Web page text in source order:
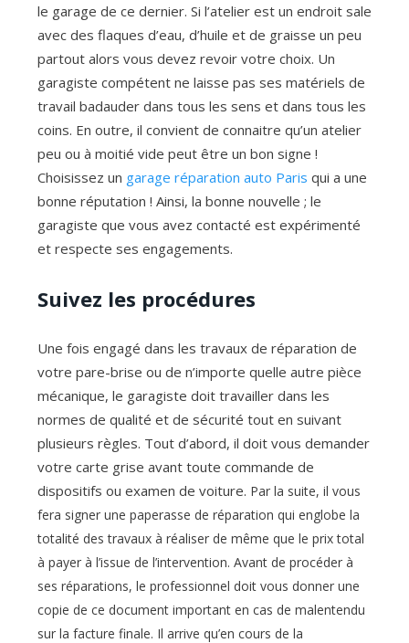
le garage de ce dernier. Si l’atelier est un endroit sale
avec des flaques d’eau, d’huile et de graisse un peu
partout alors vous devez revoir votre choix. Un
garagiste compétent ne laisse pas ses matériels de
travail badauder dans tous les sens et dans tous les
coins. En outre, il convient de connaitre qu’un atelier
peu ou à moitié vide peut être un bon signe !
Choisissez un garage réparation auto Paris qui a une
bonne réputation ! Ainsi, la bonne nouvelle ; le
garagiste que vous avez contacté est expérimenté
et respecte ses engagements.
Suivez les procédures
Une fois engagé dans les travaux de réparation de
votre pare-brise ou de n’importe quelle autre pièce
mécanique, le garagiste doit travailler dans les
normes de qualité et de sécurité tout en suivant
plusieurs règles. Tout d’abord, il doit vous demander
votre carte grise avant toute commande de
dispositifs ou examen de voiture. Par la suite, il vous
fera signer une paperasse de réparation qui englobe la
totalité des travaux à réaliser de même que le prix total
à payer à l’issue de l’intervention. Avant de procéder à
ses réparations, le professionnel doit vous donner une
copie de ce document important en cas de malentendu
sur la facture finale. Il arrive qu’en cours de la